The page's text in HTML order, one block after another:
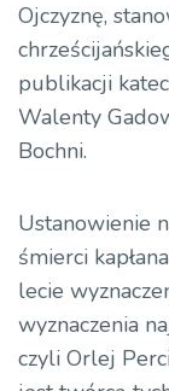
Ojczyznę,
publikacji
Walenty
Bochni.
Ustanowienie
śmierci
lecie
wyznaczenia
czyli Orlej